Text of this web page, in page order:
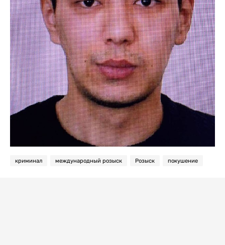
криминал международный розыск Розыск покушение